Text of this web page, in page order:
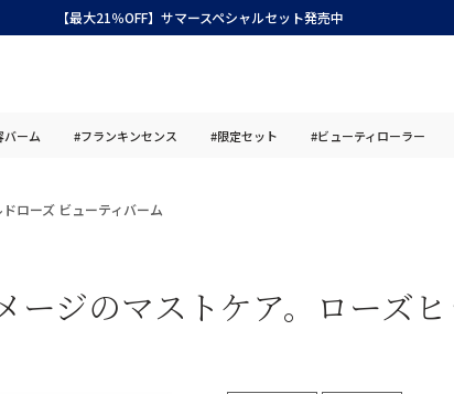
【最大21％OFF】サマースペシャルセット発売中
バーム #フランキンセンス #限定セット #ビューティローラー
ローズ ビューティバーム
ージのマストケア。ローズ